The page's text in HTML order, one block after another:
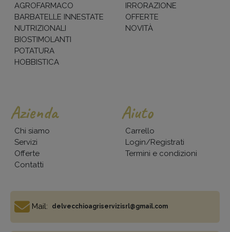
AGROFARMACO
BARBATELLE INNESTATE
NUTRIZIONALI
BIOSTIMOLANTI
POTATURA
HOBBISTICA
IRRORAZIONE
OFFERTE
NOVITÀ
Azienda
Chi siamo
Servizi
Offerte
Contatti
Aiuto
Carrello
Login/Registrati
Termini e condizioni
Mail: delvecchioagriservizisrl@gmail.com